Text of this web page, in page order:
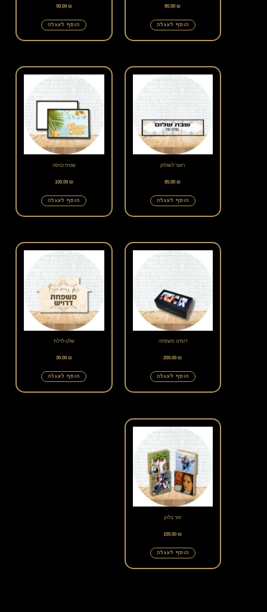
80.00₪
הוסף לעגלה
90.00 ₪
הוסף לעגלה
ראנר לשולחן
85.00₪
הוסף לעגלה
שטיח כניסה
100.00 ₪
הוסף לעגלה
דומינו משפחה
200.00₪
הוסף לעגלה
שלט לדלת
30.00 ₪
הוסף לעגלה
פור בלוק
100.00₪
הוסף לעגלה